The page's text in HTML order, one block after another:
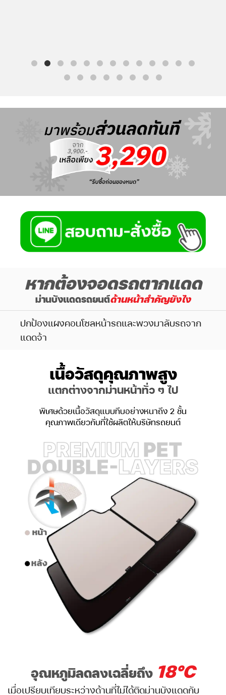
หากต้องจอดรถตากแดด
ม่านบังแดดรถยนต์ด้านหน้าสำคัญยังไง
ปกป้องแผงคอนโซลหน้ารถและพวงมาลับรถจาก
แดดจ้า
เนื้อวัสดุคุณภาพสูง
แตกต่างจากม่านหน้าทั่ว ๆ ไป
พิเศษด้วยเนื้อวัสดุแบบทึบอย่างหนาถึง 2 ชั้น
คุณภาพเดียวกับที่ใช้ผลิตให้บริษัทรถยนต์
อุณหภูมิลดลงเฉลี่ยถึง 18°C
เมื่อเปรียบเทียบระหว่างด้านที่ไม่ได้ติดม่านบังแดดกับ